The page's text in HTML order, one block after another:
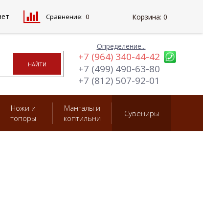
Определение...
+7 (964) 340-44-42
+7 (499) 490-63-80
+7 (812) 507-92-01
Ножи и
топоры
Мангалы и
коптильни
Сувениры
Сравнение: 0 Корзина: 0